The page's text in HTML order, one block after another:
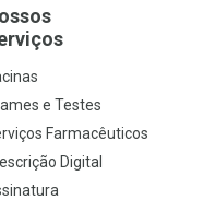
e Testes
Farmacêuticos
Digital